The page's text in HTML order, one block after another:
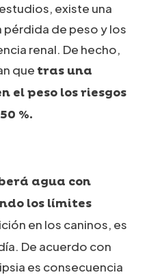
existe una
pérdida de peso y los
renal. De hecho,
que tras una
el peso los riesgos
%.
agua con
los límites
en los caninos, es
De acuerdo con
es consecuencia